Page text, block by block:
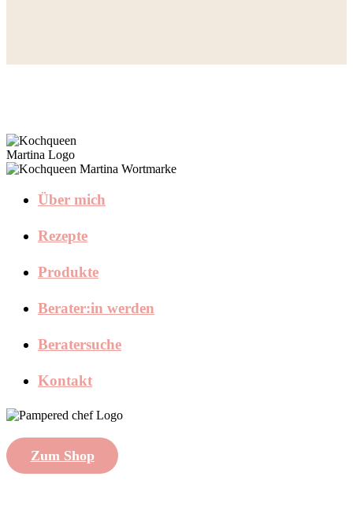
Über mich
Rezepte
Produkte
Berater:in werden
Beratersuche
Kontakt
Zum Shop